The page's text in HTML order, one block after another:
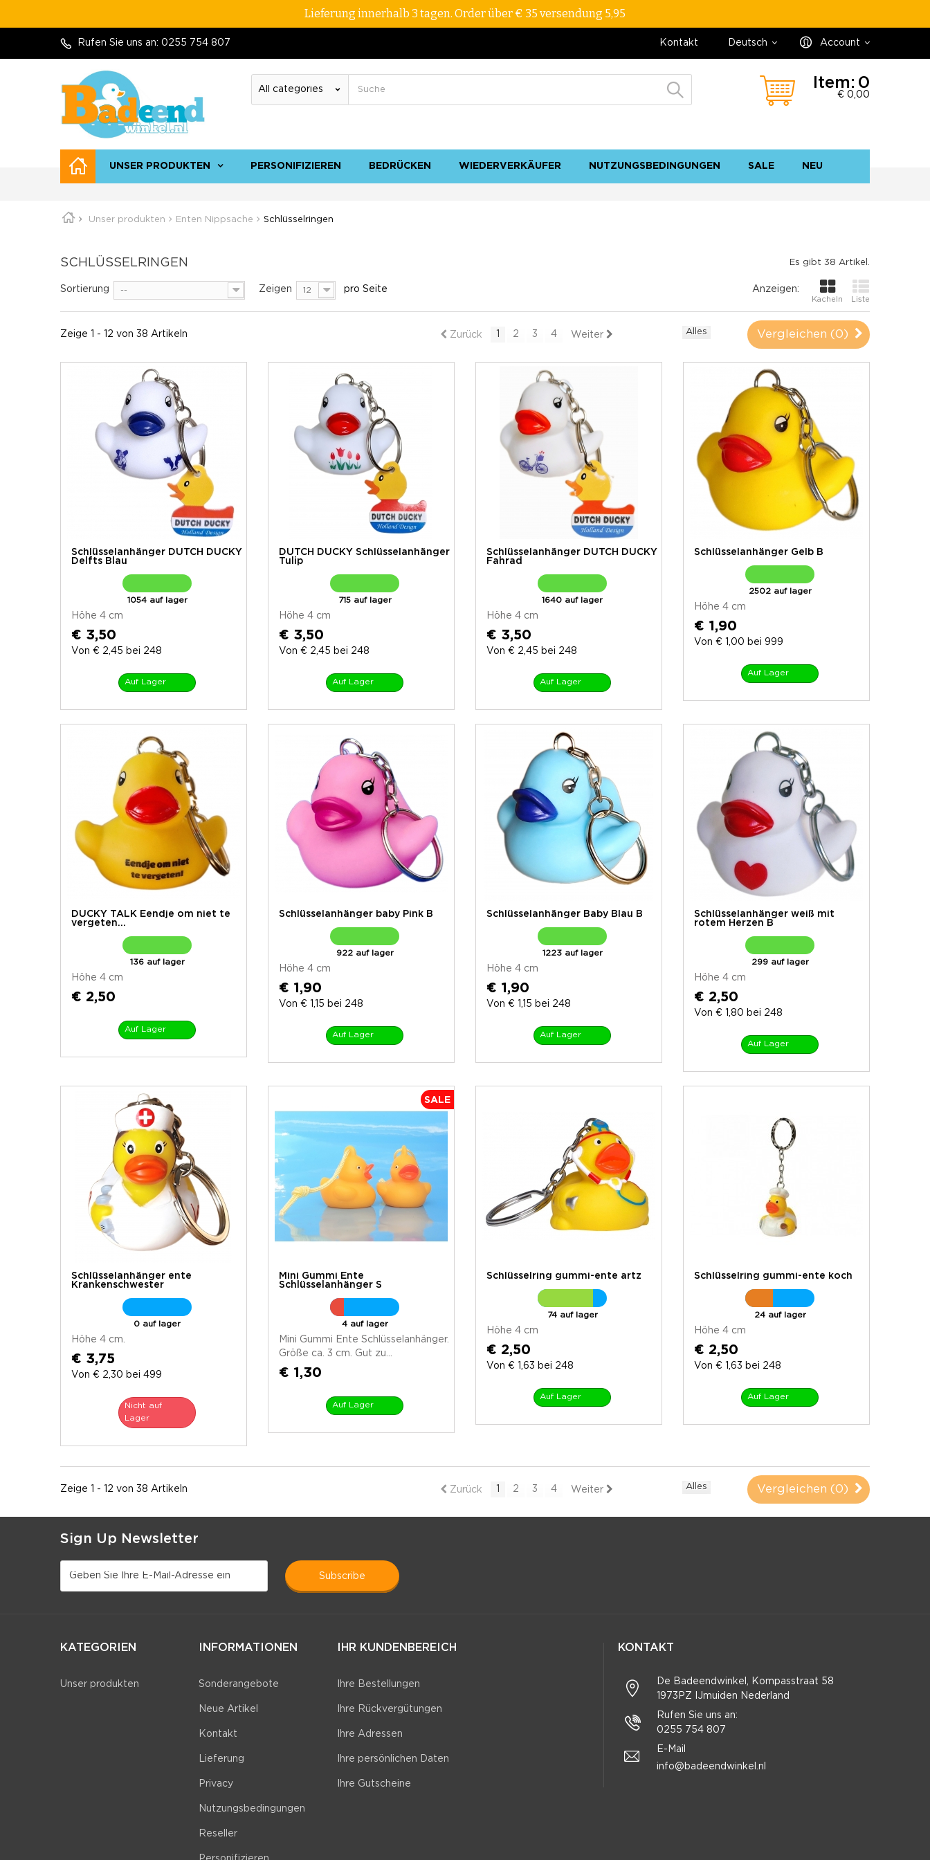
Lieferung innerhalb 3 tagen. Order über € 35 versendung 5,95
Account
Deutsch
Kontakt
Rufen Sie uns an: 0255 754 807
Item: 0
€ 0,00
UNSER PRODUKTEN PERSONIFIZIEREN BEDRÜCKEN WIEDERVERKÄUFER NUTZUNGSBEDINGUNGEN SALE NEU
Unser produkten Enten Nippsache Schlüsselringen
SCHLÜSSELRINGEN Es gibt 38 Artikel.
Anzeigen:
Kacheln Liste
Sortierung -- Zeigen 12 pro Seite
Vergleichen (0)
Alles
Zurück 2 3 4 Weiter
Zeige 1 - 12 von 38 Artikeln
Schlüsselanhänger DUTCH DUCKY
Delfts Blau
1054 auf lager
Höhe 4 cm
€ 3,50
Von € 2,45 bei 248
Auf Lager
DUTCH DUCKY Schlüsselanhänger
Tulip
715 auf lager
Höhe 4 cm
€ 3,50
Von € 2,45 bei 248
Auf Lager
Schlüsselanhänger DUTCH DUCKY
Fahrad
1640 auf lager
Höhe 4 cm
€ 3,50
Von € 2,45 bei 248
Auf Lager
Schlüsselanhänger Gelb B
2502 auf lager
Höhe 4 cm
€ 1,90
Von € 1,00 bei 999
Auf Lager
DUCKY TALK Eendje om niet te
vergeten...
136 auf lager
Höhe 4 cm
€ 2,50
Auf Lager
Schlüsselanhänger baby Pink B
922 auf lager
Höhe 4 cm
€ 1,90
Von € 1,15 bei 248
Auf Lager
Schlüsselanhänger Baby Blau B
1223 auf lager
Höhe 4 cm
€ 1,90
Von € 1,15 bei 248
Auf Lager
Schlüsselanhänger weiß mit
rotem Herzen B
299 auf lager
Höhe 4 cm
€ 2,50
Von € 1,80 bei 248
Auf Lager
Schlüsselanhänger ente
Krankenschwester
0 auf lager
Höhe 4 cm.
€ 3,75
Von € 2,30 bei 499
Nicht auf
Lager
SALE
Mini Gummi Ente
Schlüsselanhänger S
4 auf lager
Mini Gummi Ente Schlüsselanhänger.
Größe ca. 3 cm. Gut zu...
€ 1,30
Auf Lager
Schlüsselring gummi-ente artz
74 auf lager
Höhe 4 cm
€ 2,50
Von € 1,63 bei 248
Auf Lager
Schlüsselring gummi-ente koch
24 auf lager
Höhe 4 cm
€ 2,50
Von € 1,63 bei 248
Auf Lager
Vergleichen (0)
Alles
Zurück 2 3 4 Weiter
Zeige 1 - 12 von 38 Artikeln
Sign Up Newsletter
subscribe
KATEGORIEN
Unser produkten
INFORMATIONEN
Sonderangebote
Neue Artikel
Kontakt
Lieferung
Privacy
Nutzungsbedingungen
Reseller
IHR KUNDENBEREICH
Ihre Bestellungen
Ihre Rückvergütungen
Ihre Adressen
Ihre persönlichen Daten
Ihre Gutscheine
KONTAKT
De Badeendwinkel, Kompasstraat 58
1973PZ IJmuiden Nederland
Rufen Sie uns an:
0255 754 807
E-Mail
info@badeendwinkel.nl